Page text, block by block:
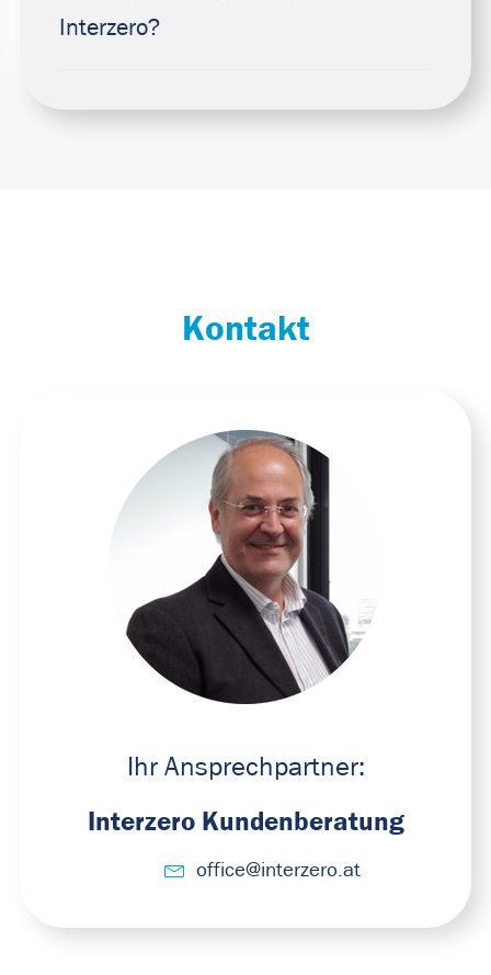
Interzero?
Kontakt
Ihr Ansprechpartner:
Interzero Kundenberatung
office@interzero.at